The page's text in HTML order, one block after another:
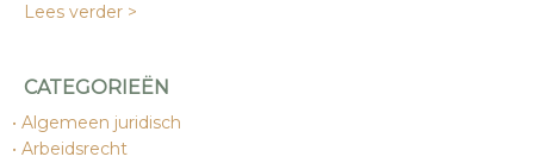
Lees verder >
CATEGORIEËN
Algemeen juridisch
Arbeidsrecht